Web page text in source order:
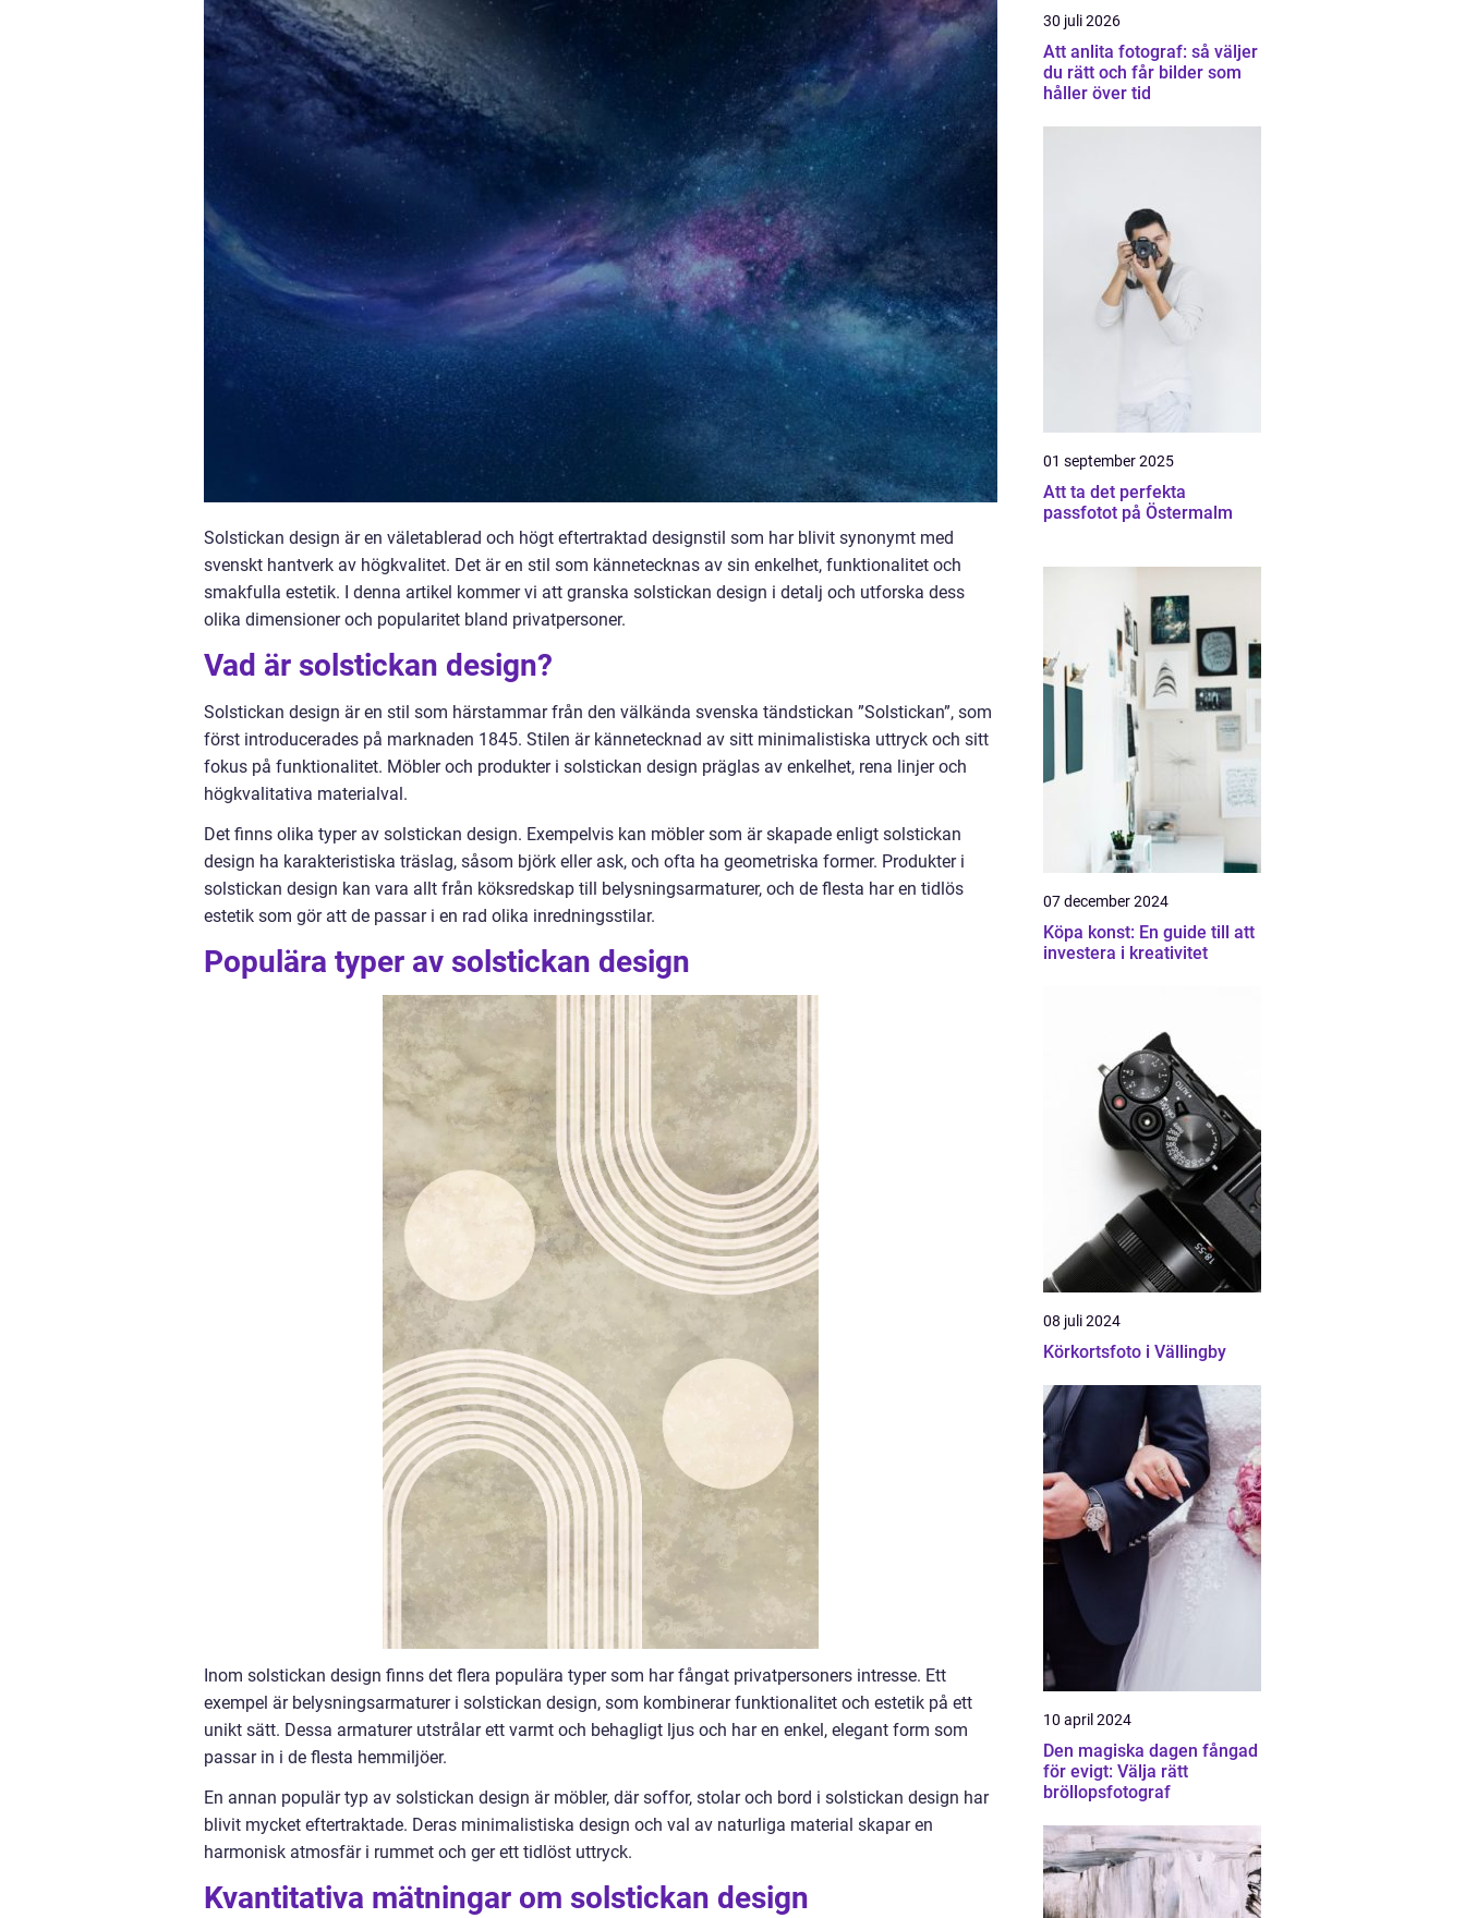
Solstickan design är en väletablerad och högt eftertraktad designstil som har blivit synonymt med
svenskt hantverk av högkvalitet. Det är en stil som kännetecknas av sin enkelhet, funktionalitet och
smakfulla estetik. I denna artikel kommer vi att granska solstickan design i detalj och utforska dess
olika dimensioner och popularitet bland privatpersoner.
Vad är solstickan design?
Solstickan design är en stil som härstammar från den välkända svenska tändstickan ”Solstickan”, som
först introducerades på marknaden 1845. Stilen är kännetecknad av sitt minimalistiska uttryck och sitt
fokus på funktionalitet. Möbler och produkter i solstickan design präglas av enkelhet, rena linjer och
högkvalitativa materialval.
Det finns olika typer av solstickan design. Exempelvis kan möbler som är skapade enligt solstickan
design ha karakteristiska träslag, såsom björk eller ask, och ofta ha geometriska former. Produkter i
solstickan design kan vara allt från köksredskap till belysningsarmaturer, och de flesta har en tidlös
estetik som gör att de passar i en rad olika inredningsstilar.
Populära typer av solstickan design
Inom solstickan design finns det flera populära typer som har fångat privatpersoners intresse. Ett
exempel är belysningsarmaturer i solstickan design, som kombinerar funktionalitet och estetik på ett
unikt sätt. Dessa armaturer utstrålar ett varmt och behagligt ljus och har en enkel, elegant form som
passar in i de flesta hemmiljöer.
En annan populär typ av solstickan design är möbler, där soffor, stolar och bord i solstickan design har
blivit mycket eftertraktade. Deras minimalistiska design och val av naturliga material skapar en
harmonisk atmosfär i rummet och ger ett tidlöst uttryck.
Kvantitativa mätningar om solstickan design
30 juli 2026
Att anlita fotograf: så väljer
du rätt och får bilder som
håller över tid
01 september 2025
Att ta det perfekta
passfotot på Östermalm
07 december 2024
Köpa konst: En guide till att
investera i kreativitet
08 juli 2024
Körkortsfoto i Vällingby
10 april 2024
Den magiska dagen fångad
för evigt: Välja rätt
bröllopsfotograf